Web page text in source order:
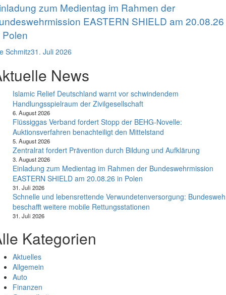
zum Medientag im Rahmen der
EASTERN SHIELD am 20.08.26
Polen
Schmitz31. Juli 2026
News
Islamic Relief Deutschland warnt vor schwindendem
Handlungsspielraum der Zivilgesellschaft
6. August 2026
Flüssiggas Verband fordert Stopp der BEHG-Novelle:
Auktionsverfahren benachteiligt den Mittelstand
5. August 2026
Zentralrat fordert Prävention durch Bildung und Aufklärung
3. August 2026
Einladung zum Medientag im Rahmen der Bundeswehrmission
EASTERN SHIELD am 20.08.26 in Polen
31. Juli 2026
Schnelle und lebensrettende Verwundetenversorgung:
beschafft weitere mobile Rettungsstationen
31. Juli 2026
Kategorien
Aktuelles
Allgemein
Auto
Finanzen